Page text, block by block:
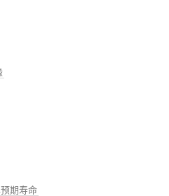
期寿命